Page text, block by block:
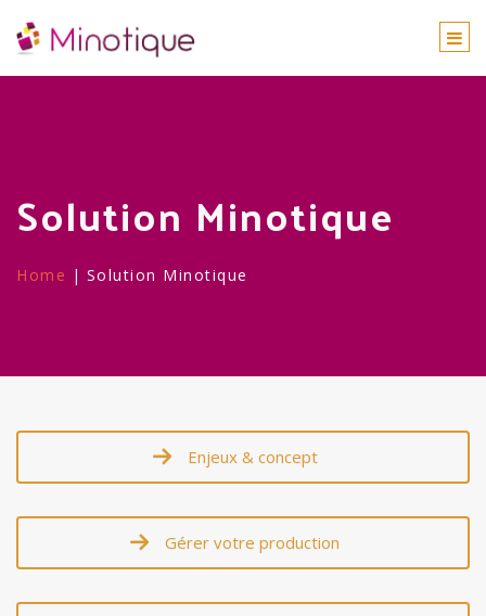
Solution Minotique
Home | Solution Minotique
Enjeux & concept
Gérer votre production